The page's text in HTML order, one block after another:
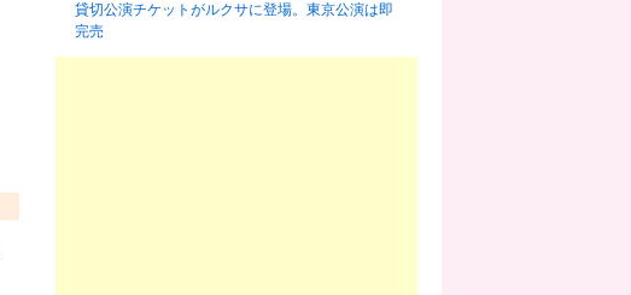
貸切公演チケットがルクサに登場。東京公演は即
完売